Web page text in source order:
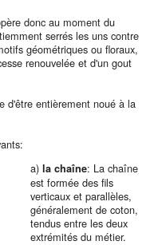
donc au moment du
serrés les uns contre
géométriques ou floraux,
renouvelée et d'un gout
d'être entièrement noué à la
a) la chaîne: La chaîne
est formée des fils
verticaux et parallèles,
généralement de coton,
tendus entre les deux
extrémités du métier.